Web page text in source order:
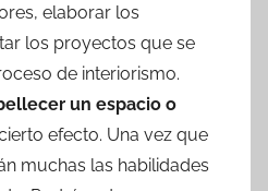
elaborar los
los proyectos que se
de interiorismo.
un espacio o
efecto. Una vez que
muchas las habilidades